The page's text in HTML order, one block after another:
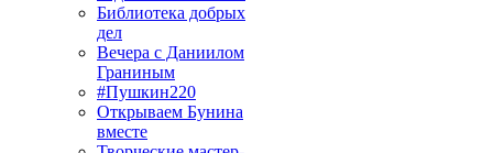
Библиотека добрых
дел
Вечера с Даниилом
Граниным
#Пушкин220
Открываем Бунина
вместе